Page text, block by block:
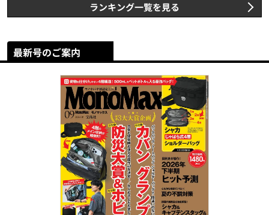
ランキング一覧を見る
最新号のご案内